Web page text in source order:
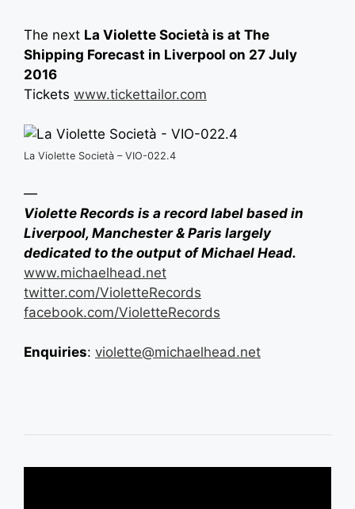
The next La Violette Società is at The
Shipping Forecast in Liverpool on 27 July
2016
Tickets www.tickettailor.com
La Violette Società – VIO-022.4
—
Violette Records is a record label based in
Liverpool, Manchester & Paris largely
dedicated to the output of Michael Head.
www.michaelhead.net
twitter.com/VioletteRecords
facebook.com/VioletteRecords
Enquiries: violette@michaelhead.net